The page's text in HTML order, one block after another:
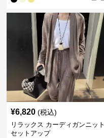
¥6,820 (税込)
リラックス カーディガンニット
セットアップ